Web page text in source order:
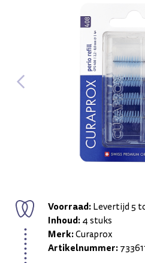
Voorraad:Levertijd 5
Inhoud:4 stuks
Merk:Curaprox
Artikelnummer: